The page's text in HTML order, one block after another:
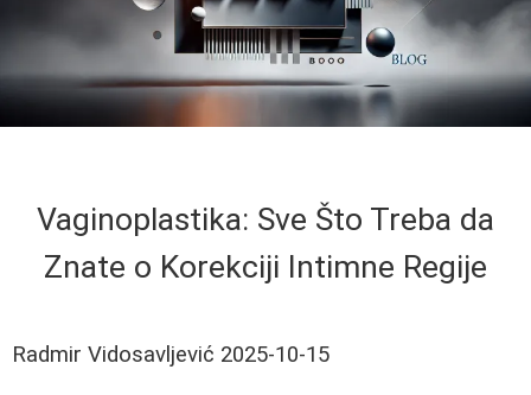
Vaginoplastika: Sve Što Treba da
Znate o Korekciji Intimne Regije
Radmir Vidosavljević 2025-10-15